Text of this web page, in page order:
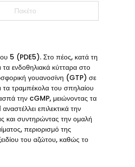
Πακέτο
5 (PDE5). Στο πέος, κατά τη
τα ενδοθηλιακά κύτταρα στο
γουανοσίνη (GTP) σε
τραμπέκολα του σπηλαίου
την cGMP, μειώνοντας τα
επιλεκτικά την
και συντηρώντας την ομαλή
περιορισμό της
του αζώτου, καθώς το